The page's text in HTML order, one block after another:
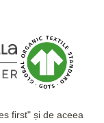
first" și de aceea